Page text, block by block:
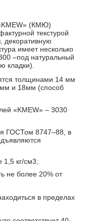
(КМЮ)
текстурой
декоративную
имеет несколько
–под натуральный
кладки).
толщинами 14 мм
и 18мм (способ
«KMEW» – 3030
ГОСТом 8747–88, в
кг/см3;
не более 20% от
в пределах